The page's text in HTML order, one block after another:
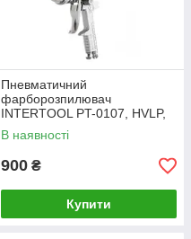
Пневматичний
фарборозпилювач
INTERTOOL PT-0107, HVLP,
форсунка 1.3 мм, верхній
металевий бачок 1000мл,
В наявності
900 ₴
Купити